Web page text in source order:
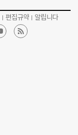
편집규약 알립니다